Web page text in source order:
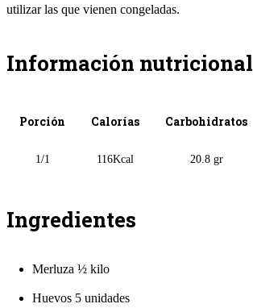
utilizar las que vienen congeladas.
Información nutricional
Porción Calorías Carbohidratos
1/1 116Kcal 20.8 gr
Ingredientes
Merluza ½ kilo
Huevos 5 unidades